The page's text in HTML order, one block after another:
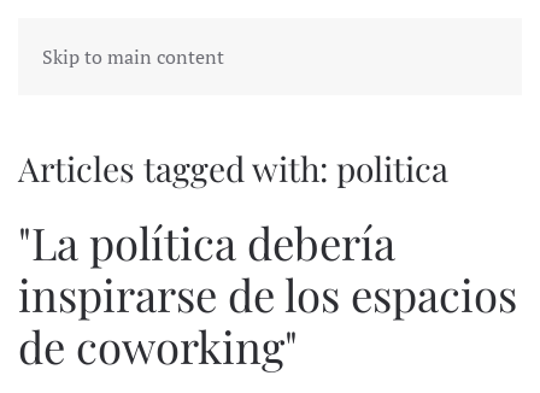
Skip to main content
Articles tagged with: politica
"La política debería
inspirarse de los espacios
de coworking"